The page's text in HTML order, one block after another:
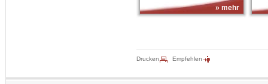
» mehr
Drucken Empfehlen